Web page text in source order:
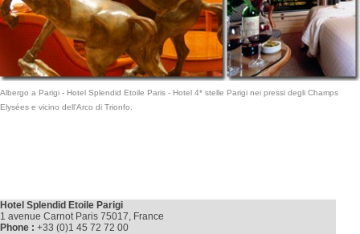
Albergo a Parigi - Hotel Splendid Etoile Paris - Hotel 4* stelle Parigi nei pressi degli Champs
Elysées e vicino dell’Arco di Trionfo.
Hotel Splendid Etoile Parigi
1 avenue Carnot Paris 75017, France
Phone : +33 (0)1 45 72 72 00